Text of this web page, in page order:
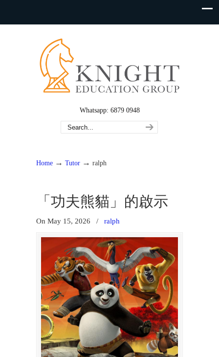
Whatsapp: 6879 0948
Home → Tutor → ralph
「功夫熊貓」的啟示
On May 15, 2026 / ralph